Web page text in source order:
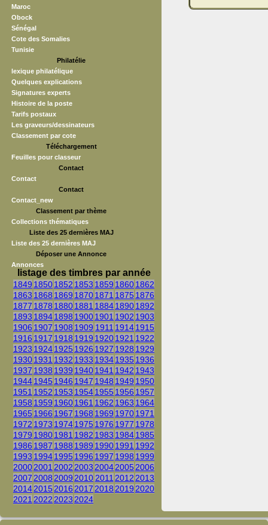
Maroc
Obock
Sénégal
Cote des Somalies
Tunisie
Philatélie
lexique philatélique
Quelques explications
Signatures experts
Histoire de la poste
Tarifs postaux
Les graveurs/dessinateurs
Classement par cote
Téléchargement
Feuilles pour classeur
Contact
Contact
Contact
Contact_new
Classement par thème
Collections thématiques
Liste des 25 dernières MAJ
Liste des 25 dernières MAJ
Déposer une Annonce
Annonces
listage des timbres par année
1849 18501852 1853 1859 18601862
1863 1868 1869 18701871 1875 1876
1877 1878 18801881 188418901892
1893 18941898 19001901 1902 1903
1906 1907 1908 1909 1911 19141915
1916 1917 1918 1919 19201921 1922
1923 19241925 1926 1927 1928 1929
19301931 1932 1933 19341935 1936
1937 1938 1939 19401941 1942 1943
19441945 1946 1947 1948 1949 1950
1951 1952 1953 19541955 1956 1957
1958 1959 19601961 1962 1963 1964
1965 1966 1967 1968 1969 19701971
1972 1973 19741975 1976 1977 1978
1979 19801981 1982 1983 19841985
1986 1987 1988 1989 19901991 1992
1993 19941995 1996 1997 1998 1999
20002001 2002 2003 20042005 2006
2007 2008 2009 2010 2011 2012 2013
20142015 2016 2017 2018 2019 2020
2021 2022 2023 2024